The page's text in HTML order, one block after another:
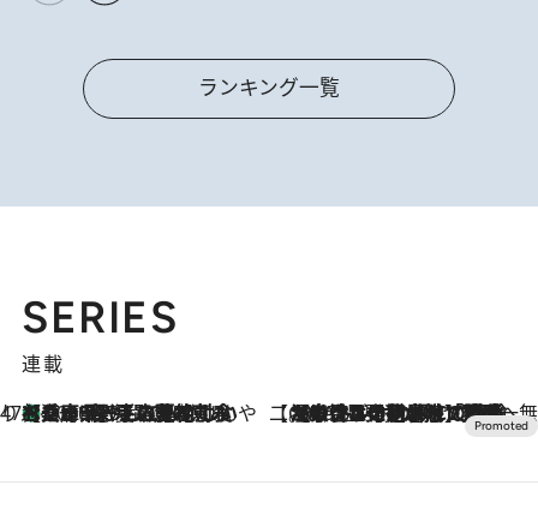
ランキング一覧
SERIES
連載
47都道府県の手みやげ ひんやりスイーツで夏を満喫
2026.8.8
【兵庫県】この夏絶対食べたい 冷やしておいしいおやつ3選 淡路島の恵みをジェラートに集約 【CREA×星野リゾート】唯一無二。癒しと発見が待つ場所へ
2026.8.7
【トンボの足水浴】ヒノキの香りに包まれて涼感マックス！約13℃の湧水かけ流しを避暑地「星野温泉 トンボの湯」で体験